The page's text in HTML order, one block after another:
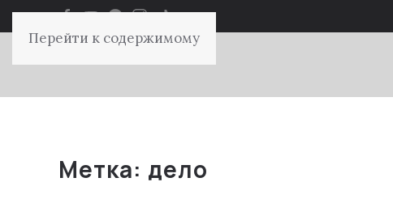
Перейти к содержимому
Метка: дело